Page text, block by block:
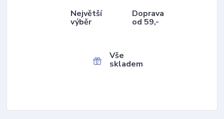
Největší
výběr
Doprava
od 59,-
Vše
skladem